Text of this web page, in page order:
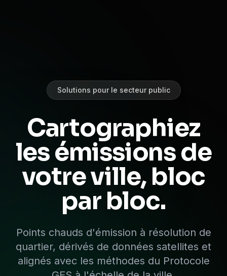
Solutions pour le secteur public
Cartographiez
les émissions de
votre ville, bloc
par bloc.
Points chauds d'émission à résolution de
quartier, dérivés de données satellites et
alignés avec les méthodes du Protocole